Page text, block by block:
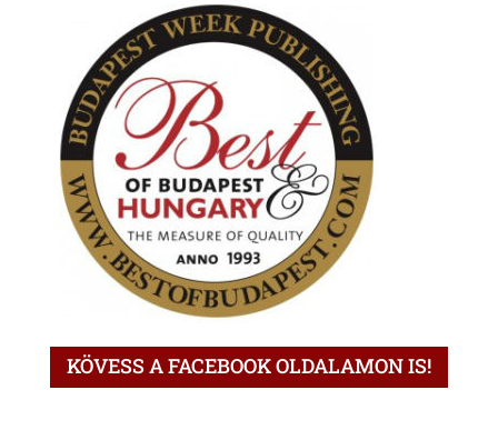
KÖVESS A FACEBOOK OLDALAMON IS!